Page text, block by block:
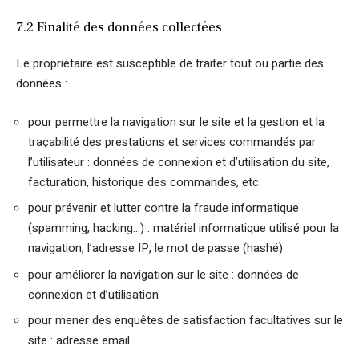
7.2 Finalité des données collectées
Le propriétaire est susceptible de traiter tout ou partie des
données :
pour permettre la navigation sur le site et la gestion et la
traçabilité des prestations et services commandés par
l’utilisateur : données de connexion et d’utilisation du site,
facturation, historique des commandes, etc.
pour prévenir et lutter contre la fraude informatique
(spamming, hacking…) : matériel informatique utilisé pour la
navigation, l’adresse IP, le mot de passe (hashé)
pour améliorer la navigation sur le site : données de
connexion et d’utilisation
pour mener des enquêtes de satisfaction facultatives sur le
site : adresse email